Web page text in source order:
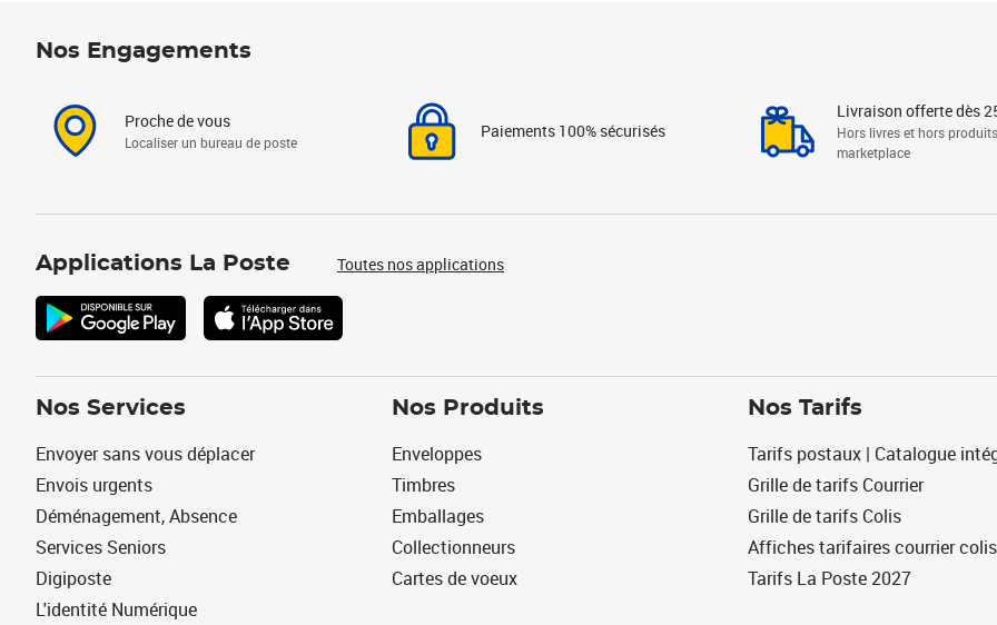
Nos Engagements
Proche de vous
Localiser un bureau de poste
Paiements 100% sécurisés
Livraison offerte dès
Hors livres et hors produits
marketplace
Applications La Poste Toutes nos applications
Nos Services
Envoyer sans vous déplacer
Envois urgents
Déménagement, Absence
Services Seniors
Digiposte
L'identité Numérique
Nos Produits
Enveloppes
Timbres
Emballages
Collectionneurs
Cartes de voeux
Nos Tarifs
Tarifs postaux | Catalogue
Grille de tarifs Courrier
Grille de tarifs Colis
Affiches tarifaires courrier colis
Tarifs La Poste 2027